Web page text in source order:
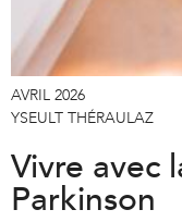
AVRIL 2026
YSEULT THÉRAULAZ
Vivre avec
Parkinson